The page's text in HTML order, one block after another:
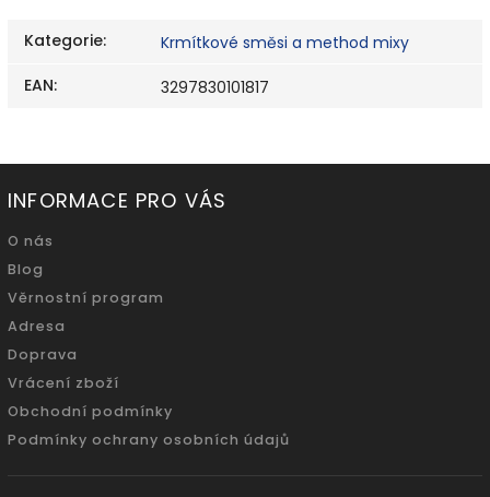
Kategorie:
Krmítkové směsi a method mixy
EAN: 3297830101817
INFORMACE PRO VÁS
O nás
Blog
Věrnostní program
Adresa
Doprava
Vrácení zboží
Obchodní podmínky
Podmínky ochrany osobních údajů